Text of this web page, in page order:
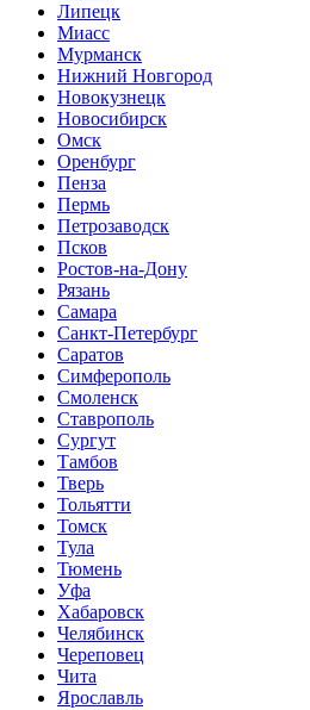
Липецк
Миасс
Мурманск
Нижний Новгород
Новокузнецк
Новосибирск
Омск
Оренбург
Пенза
Пермь
Петрозаводск
Псков
Ростов-на-Дону
Рязань
Самара
Санкт-Петербург
Саратов
Симферополь
Смоленск
Ставрополь
Сургут
Тамбов
Тверь
Тольятти
Томск
Тула
Тюмень
Уфа
Хабаровск
Челябинск
Череповец
Чита
Ярославль